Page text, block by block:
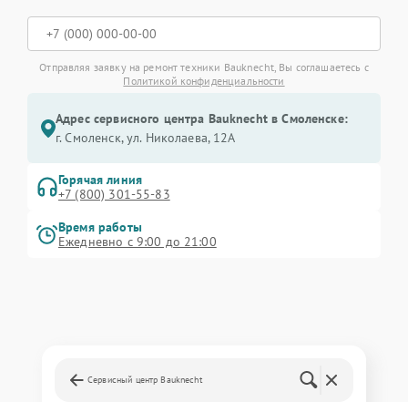
Отправляя заявку на ремонт техники Bauknecht, Вы соглашаетесь с
Политикой конфиденциальности
Адрес сервисного центра Bauknecht в Смоленске:
г. Смоленск, ул. Николаева, 12А
Горячая линия
+7 (800) 301-55-83
Время работы
Ежедневно с 9:00 до 21:00
Сервисный центр Bauknecht